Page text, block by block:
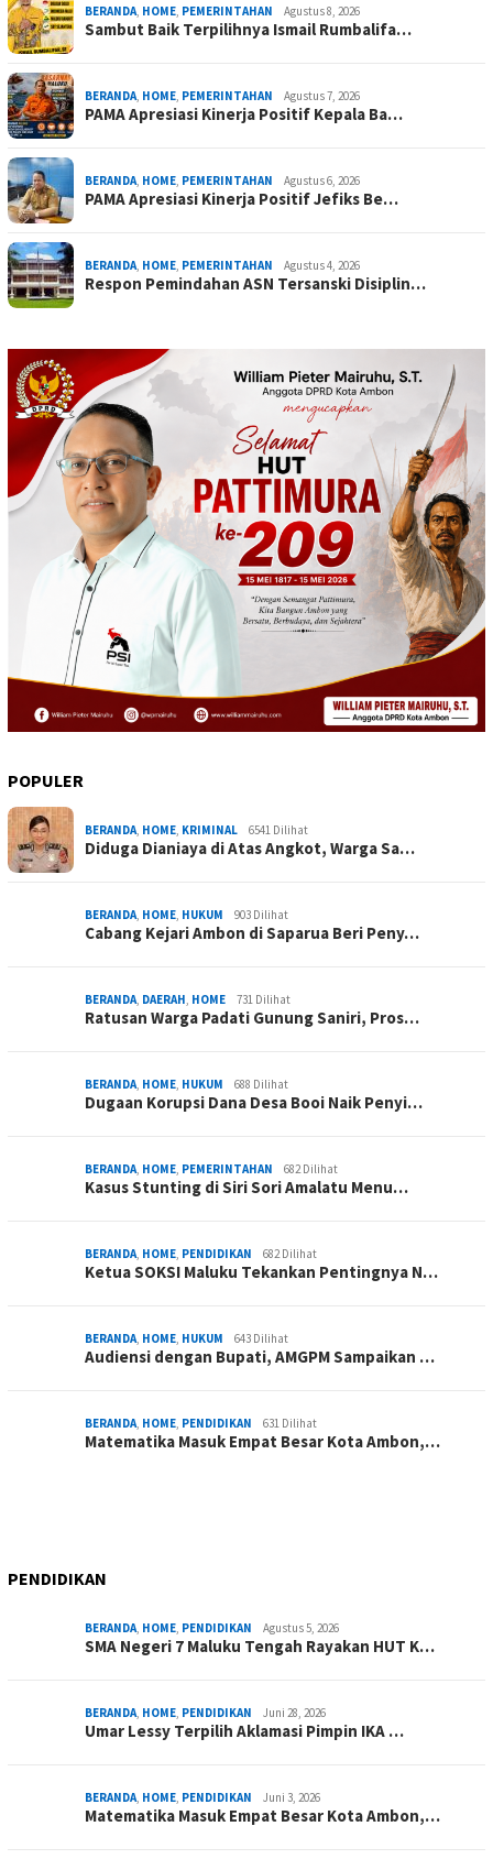
BERANDA, HOME, PEMERINTAHAN Agustus 8, 2026
Sambut Baik Terpilihnya Ismail Rumbalifa…
BERANDA, HOME, PEMERINTAHAN Agustus 7, 2026
PAMA Apresiasi Kinerja Positif Kepala Ba…
BERANDA, HOME, PEMERINTAHAN Agustus 6, 2026
PAMA Apresiasi Kinerja Positif Jefiks Be…
BERANDA, HOME, PEMERINTAHAN Agustus 4, 2026
Respon Pemindahan ASN Tersanski Disiplin…
POPULER
BERANDA HOME KRIMINAL 6541 Dilihat
Diduga Dianiaya di Atas Angkot, Warga Sa…
BERANDA HOME HUKUM 903 Dilihat
Cabang Kejari Ambon di Saparua Beri Peny…
BERANDA DAERAH HOME 731 Dilihat
Ratusan Warga Padati Gunung Saniri, Pros…
BERANDA HOME HUKUM 688 Dilihat
Dugaan Korupsi Dana Desa Booi Naik Penyi…
BERANDA HOME PEMERINTAHAN 682 Dilihat
Kasus Stunting di Siri Sori Amalatu Menu…
BERANDA HOME PENDIDIKAN 682 Dilihat
Ketua SOKSI Maluku Tekankan Pentingnya N…
BERANDA HOME HUKUM 643 Dilihat
Audiensi dengan Bupati, AMGPM Sampaikan …
BERANDA HOME PENDIDIKAN 631 Dilihat
Matematika Masuk Empat Besar Kota Ambon,…
PENDIDIKAN
BERANDA HOME PENDIDIKAN Agustus 5, 2026
SMA Negeri 7 Maluku Tengah Rayakan HUT K…
BERANDA HOME PENDIDIKAN Juni 28, 2026
Umar Lessy Terpilih Aklamasi Pimpin IKA …
BERANDA HOME PENDIDIKAN Juni 3, 2026
Matematika Masuk Empat Besar Kota Ambon,…